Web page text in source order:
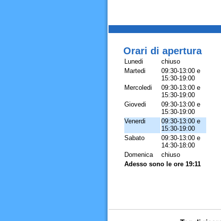
Orari di apertura
Lunedi
chiuso
Martedi
09:30-13:00 e
15:30-19:00
Mercoledi
09:30-13:00 e
15:30-19:00
Giovedi
09:30-13:00 e
15:30-19:00
Venerdi
09:30-13:00 e
15:30-19:00
Sabato
09:30-13:00 e
14:30-18:00
Domenica
chiuso
Adesso sono le ore 19:11